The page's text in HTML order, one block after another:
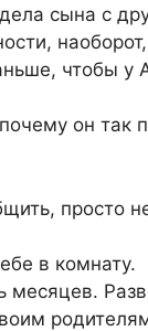
сына с
чтобы
он так
просто
в комнату.
месяцев.